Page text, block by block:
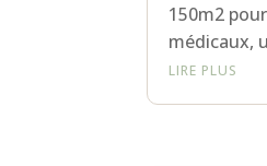
150m2
médicaux,
LIRE PLUS